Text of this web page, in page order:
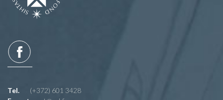
Tel.
(+372) 601 3428